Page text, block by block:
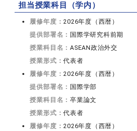
担当授業科目（学内）
履修年度：2026年度（西暦）
提供部署名： 国際学研究科前期
授業科目名：ASEAN政治外交
授業形式：代表者
履修年度：2026年度（西暦）
提供部署名： 国際学部
授業科目名：卒業論文
授業形式：代表者
履修年度：2026年度（西暦）